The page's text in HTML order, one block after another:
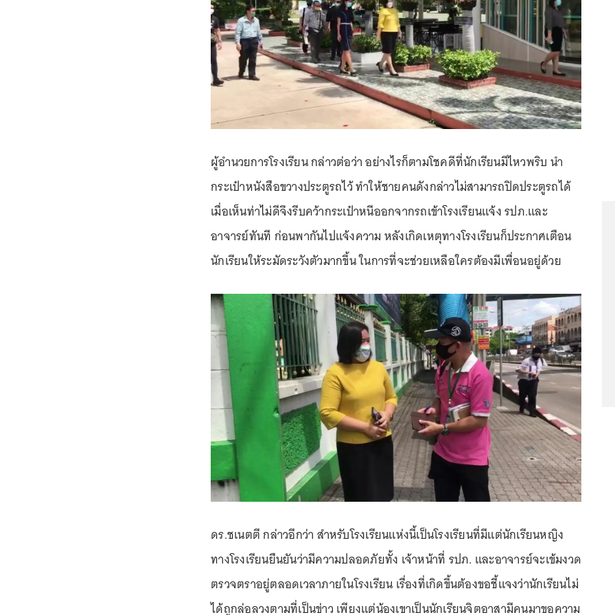
ผู้อำนวยการโรงเรียน กล่าวต่อว่า อย่างไรก็ตามโชคดีที่นักเรียนมีไหวพริบ นำ
กระเป๋าหนังสือขวางประตูรถไว้ ทำให้ชายคนดังกล่าวไม่สามารถปิดประตูรถได้
เมื่อเห็นท่าไม่ดีจึงรีบคว้ากระเป๋าหนีออกจากรถเข้าโรงเรียนแจ้ง รปภ.และ
อาจารย์ทันที ก่อนพากันไปแจ้งความ หลังเกิดเหตุทางโรงเรียนก็ประกาศเตือน
นักเรียนให้ระมัดระวังตัวมากขึ้น ในการที่จะช่วยเหลือใครต้องมีเพื่อนอยู่ด้วย
ดร.ชเนตตี กล่าวอีกว่า สำหรับโรงเรียนแห่งนี้เป็นโรงเรียนที่มีแต่นักเรียนหญิง
ทางโรงเรียนยืนยันว่ามีความปลอดภัยทั้ง เจ้าหน้าที่ รปภ. และอาจารย์จะเข้มงวด
ตรวจตราอยู่ตลอดเวลาภายในโรงเรียน เรื่องที่เกิดขึ้นต้องขอชี้แจงว่านักเรียนไม่
ได้ถูกล่อลวงตามที่เป็นข่าว เพียงแต่น้องเขาเป็นนักเรียนจิตอาสามีคนมาขอความ